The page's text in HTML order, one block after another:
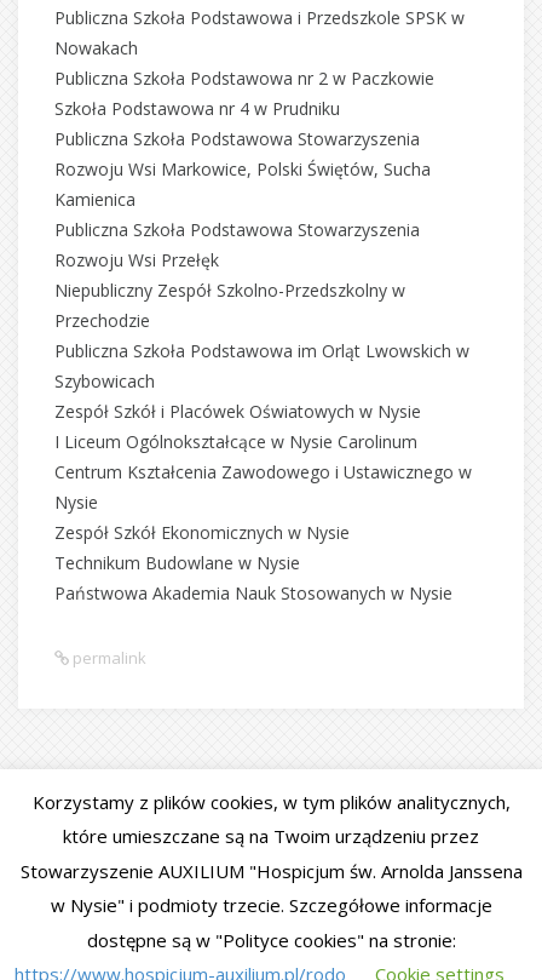
Publiczna Szkoła Podstawowa i Przedszkole SPSK w
Nowakach
Publiczna Szkoła Podstawowa nr 2 w Paczkowie
Szkoła Podstawowa nr 4 w Prudniku
Publiczna Szkoła Podstawowa Stowarzyszenia
Rozwoju Wsi Markowice, Polski Świętów, Sucha
Kamienica
Publiczna Szkoła Podstawowa Stowarzyszenia
Rozwoju Wsi Przełęk
Niepubliczny Zespół Szkolno-Przedszkolny w
Przechodzie
Publiczna Szkoła Podstawowa im Orląt Lwowskich w
Szybowicach
Zespół Szkół i Placówek Oświatowych w Nysie
I Liceum Ogólnokształcące w Nysie Carolinum
Centrum Kształcenia Zawodowego i Ustawicznego w
Nysie
Zespół Szkół Ekonomicznych w Nysie
Technikum Budowlane w Nysie
Państwowa Akademia Nauk Stosowanych w Nysie
permalink
X JUBILEUSZOWY KONCERT
CHARYTATYWNY
BUDOWA NOWEJ SIEDZIBY
NYSKIEGO HOSPICJUM!!!
Korzystamy z plików cookies, w tym plików analitycznych,
które umieszczane są na Twoim urządzeniu przez
Stowarzyszenie AUXILIUM "Hospicjum św. Arnolda Janssena
w Nysie" i podmioty trzecie. Szczegółowe informacje
dostępne są w "Polityce cookies" na stronie:
https://www.hospicjum-auxilium.pl/rodo
Cookie settings